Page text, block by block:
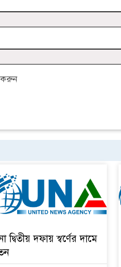
করুন
দ্বিতীয় দফায় স্বর্ণের দামে